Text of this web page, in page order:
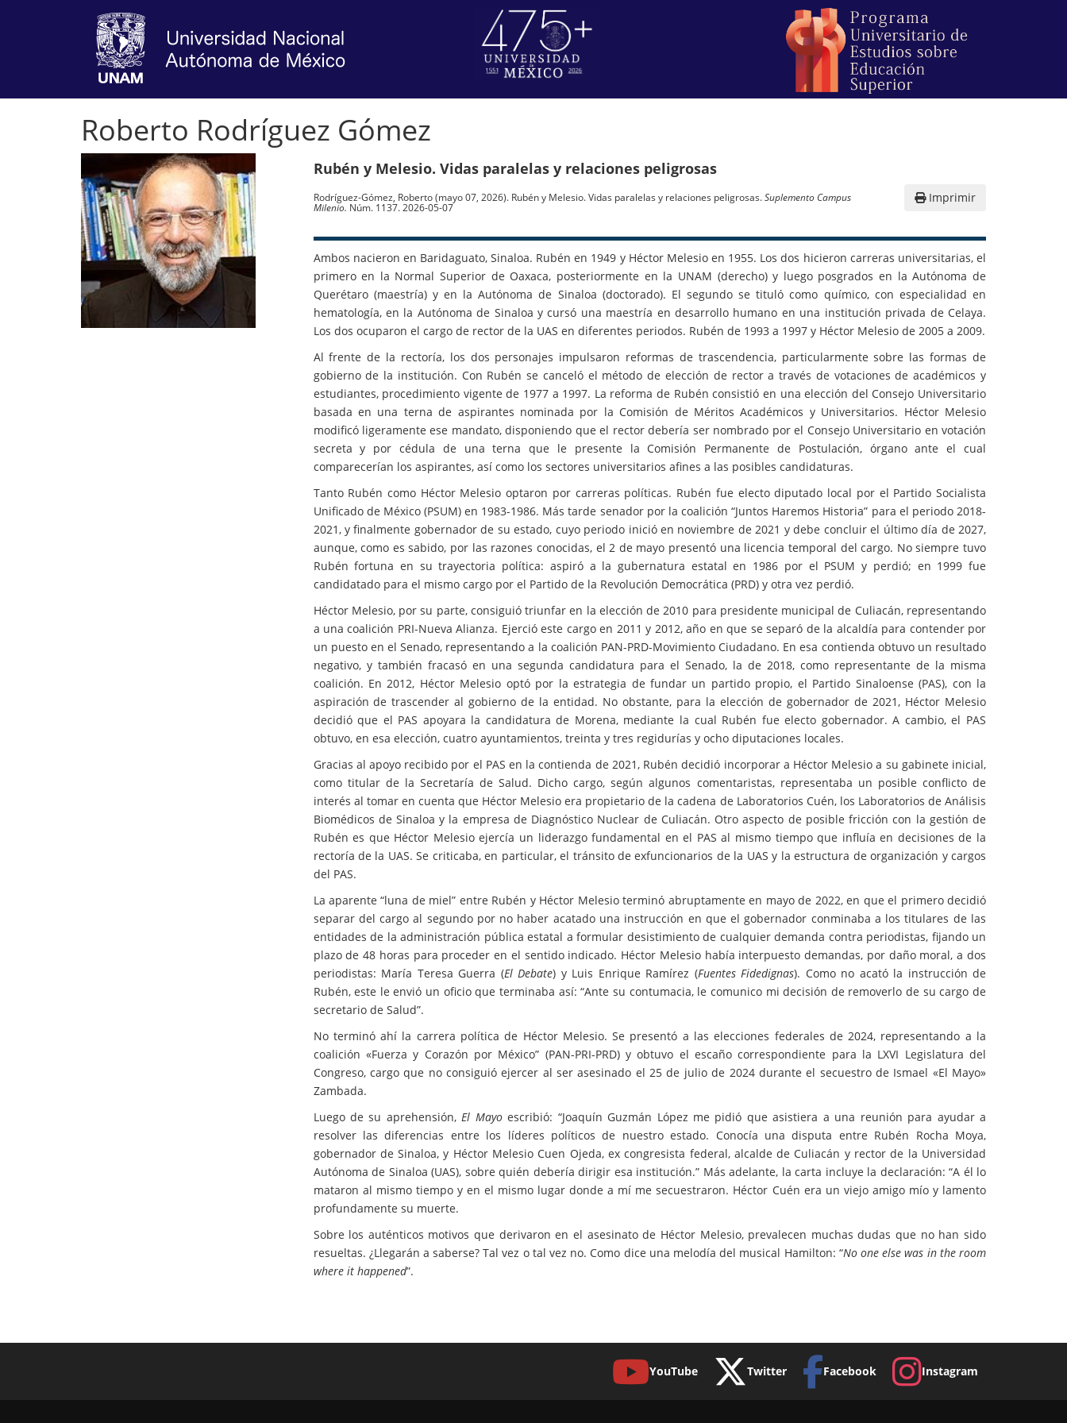
Roberto Rodríguez Gómez
Rubén y Melesio. Vidas paralelas y relaciones peligrosas
Rodríguez-Gómez, Roberto (mayo 07, 2026). Rubén y Melesio. Vidas paralelas y relaciones peligrosas.Suplemento Campus
Milenio. Núm. 1137. 2026-05-07
Imprimir
Ambos nacieron en Baridaguato, Sinaloa. Rubén en 1949 y Héctor Melesio en 1955. Los dos hicieron carreras universitarias, el
primero en la Normal Superior de Oaxaca, posteriormente en la UNAM (derecho) y luego posgrados en la Autónoma de
Querétaro (maestría) y en la Autónoma de Sinaloa (doctorado). El segundo se tituló como químico, con especialidad en
hematología, en la Autónoma de Sinaloa y cursó una maestría en desarrollo humano en una institución privada de Celaya.
Los dos ocuparon el cargo de rector de la UAS en diferentes periodos. Rubén de 1993 a 1997 y Héctor Melesio de 2005 a 2009.
Al frente de la rectoría, los dos personajes impulsaron reformas de trascendencia, particularmente sobre las formas de
gobierno de la institución. Con Rubén se canceló el método de elección de rector a través de votaciones de académicos y
estudiantes, procedimiento vigente de 1977 a 1997. La reforma de Rubén consistió en una elección del Consejo Universitario
basada en una terna de aspirantes nominada por la Comisión de Méritos Académicos y Universitarios. Héctor Melesio
modificó ligeramente ese mandato, disponiendo que el rector debería ser nombrado por el Consejo Universitario en votación
secreta y por cédula de una terna que le presente la Comisión Permanente de Postulación, órgano ante el cual
comparecerían los aspirantes, así como los sectores universitarios afines a las posibles candidaturas.
Tanto Rubén como Héctor Melesio optaron por carreras políticas. Rubén fue electo diputado local por el Partido Socialista
Unificado de México (PSUM) en 1983-1986. Más tarde senador por la coalición “Juntos Haremos Historia” para el periodo 2018-
2021, y finalmente gobernador de su estado, cuyo periodo inició en noviembre de 2021 y debe concluir el último día de 2027,
aunque, como es sabido, por las razones conocidas, el 2 de mayo presentó una licencia temporal del cargo. No siempre tuvo
Rubén fortuna en su trayectoria política: aspiró a la gubernatura estatal en 1986 por el PSUM y perdió; en 1999 fue
candidatado para el mismo cargo por el Partido de la Revolución Democrática (PRD) y otra vez perdió.
Héctor Melesio, por su parte, consiguió triunfar en la elección de 2010 para presidente municipal de Culiacán, representando
a una coalición PRI-Nueva Alianza. Ejerció este cargo en 2011 y 2012, año en que se separó de la alcaldía para contender por
un puesto en el Senado, representando a la coalición PAN-PRD-Movimiento Ciudadano. En esa contienda obtuvo un resultado
negativo, y también fracasó en una segunda candidatura para el Senado, la de 2018, como representante de la misma
coalición. En 2012, Héctor Melesio optó por la estrategia de fundar un partido propio, el Partido Sinaloense (PAS), con la
aspiración de trascender al gobierno de la entidad. No obstante, para la elección de gobernador de 2021, Héctor Melesio
decidió que el PAS apoyara la candidatura de Morena, mediante la cual Rubén fue electo gobernador. A cambio, el PAS
obtuvo, en esa elección, cuatro ayuntamientos, treinta y tres regidurías y ocho diputaciones locales.
Gracias al apoyo recibido por el PAS en la contienda de 2021, Rubén decidió incorporar a Héctor Melesio a su gabinete inicial,
como titular de la Secretaría de Salud. Dicho cargo, según algunos comentaristas, representaba un posible conflicto de
interés al tomar en cuenta que Héctor Melesio era propietario de la cadena de Laboratorios Cuén, los Laboratorios de Análisis
Biomédicos de Sinaloa y la empresa de Diagnóstico Nuclear de Culiacán. Otro aspecto de posible fricción con la gestión de
Rubén es que Héctor Melesio ejercía un liderazgo fundamental en el PAS al mismo tiempo que influía en decisiones de la
rectoría de la UAS. Se criticaba, en particular, el tránsito de exfuncionarios de la UAS y la estructura de organización y cargos
del PAS.
La aparente “luna de miel” entre Rubén y Héctor Melesio terminó abruptamente en mayo de 2022, en que el primero decidió
separar del cargo al segundo por no haber acatado una instrucción en que el gobernador conminaba a los titulares de las
entidades de la administración pública estatal a formular desistimiento de cualquier demanda contra periodistas, fijando un
plazo de 48 horas para proceder en el sentido indicado. Héctor Melesio había interpuesto demandas, por daño moral, a dos
periodistas: María Teresa Guerra (El Debate) y Luis Enrique Ramírez (Fuentes Fidedignas). Como no acató la instrucción de
Rubén, este le envió un oficio que terminaba así: “Ante su contumacia, le comunico mi decisión de removerlo de su cargo de
secretario de Salud”.
No terminó ahí la carrera política de Héctor Melesio. Se presentó a las elecciones federales de 2024, representando a la
coalición «Fuerza y Corazón por México” (PAN-PRI-PRD) y obtuvo el escaño correspondiente para la LXVI Legislatura del
Congreso, cargo que no consiguió ejercer al ser asesinado el 25 de julio de 2024 durante el secuestro de Ismael «El Mayo»
Zambada.
Luego de su aprehensión, El Mayoescribió: “Joaquín Guzmán López me pidió que asistiera a una reunión para ayudar a
resolver las diferencias entre los líderes políticos de nuestro estado. Conocía una disputa entre Rubén Rocha Moya,
gobernador de Sinaloa, y Héctor Melesio Cuen Ojeda, ex congresista federal, alcalde de Culiacán y rector de la Universidad
Autónoma de Sinaloa (UAS), sobre quién debería dirigir esa institución.” Más adelante, la carta incluye la declaración: “A él lo
mataron al mismo tiempo y en el mismo lugar donde a mí me secuestraron. Héctor Cuén era un viejo amigo mío y lamento
profundamente su muerte.
Sobre los auténticos motivos que derivaron en el asesinato de Héctor Melesio, prevalecen muchas dudas que no han sido
resueltas. ¿Llegarán a saberse? Tal vez o tal vez no. Como dice una melodía del musical Hamilton: “No one else was in the room
where it happened”.
YouTube Twitter Facebook Instagram